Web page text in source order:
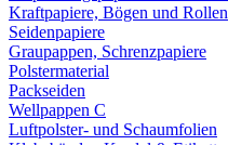
Kraftpapiere, Bögen und Rollen
Seidenpapiere
Graupappen, Schrenzpapiere
Polstermaterial
Packseiden
Wellpappen C
Luftpolster- und Schaumfolien